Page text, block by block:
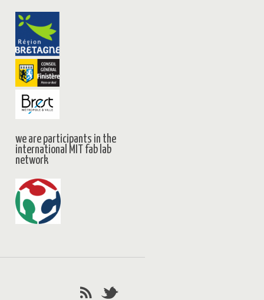
we are participants in the
international MIT fab lab
network